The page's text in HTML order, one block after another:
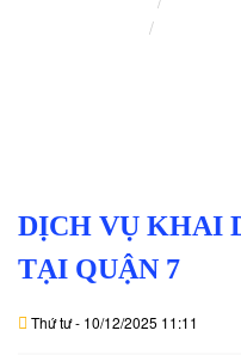
DỊCH
VỤ
VĂN
DỊCH VỤ KHAI
TẠI QUẬN 7
Thứ tư - 10/12/2025 11:11